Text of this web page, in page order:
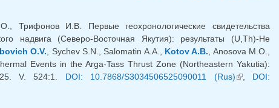
Трифонов И.В. Первые геохронологические свидетельства
надвига (Северо-Восточная Якутия): результаты (U,Th)-He
O.V., Sychev S.N., Salomatin A.A., Kotov A.B., Anosova M.O.,
Events in the Arga-Tass Thrust Zone (Northeastern Yakutia):
V. 524:1. DOI: 10.7868/S3034506525090011 (Rus)(внешняя
, DOI: